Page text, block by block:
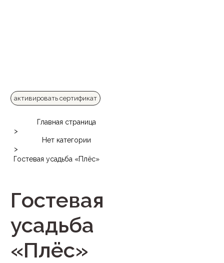
активировать сертификат
Главная страница
>
Нет категории
>
Гостевая усадьба «Плёс»
Гостевая
усадьба
«Плёс»